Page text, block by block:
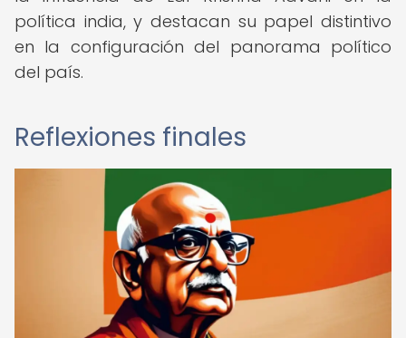
política india, y destacan su papel distintivo
en la configuración del panorama político
del país.
Reflexiones finales